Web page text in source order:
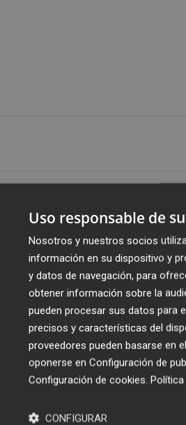
en una de las piezas
que otorga el haber
en toda su historia y con las
Copa de España que se
En el ‘Media Day’
sus sensaciones de cara a este
a este torneo?
el partido del viernes y de vivir
tenemos la lección
espectáculo a toda la gente
Uso responsable de
Nosotros y nuestros socios
información en su dispositivo y
y datos de navegación, para
obtener información sobre la
pueden procesar sus datos para
precisos y características del
proveedores pueden basarse en
oponerse en Configuración de
Configuración de cookies. Política
CONFIGURAR